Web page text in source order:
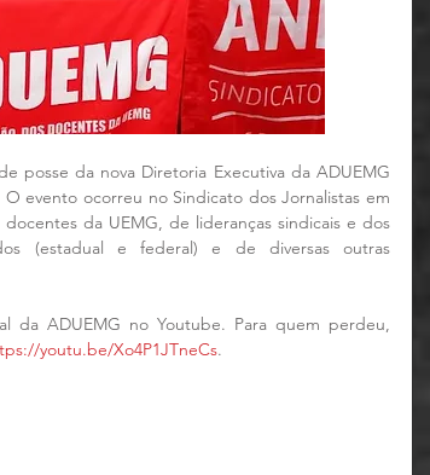
posse da nova Diretoria Executiva da ADUEMG
O evento ocorreu no Sindicato dos Jornalistas em
da UEMG, de lideranças sindicais e dos
(estadual e federal) e de diversas outras
da ADUEMG no Youtube. Para quem perdeu,
youtu.be/Xo4P1JTneCs.